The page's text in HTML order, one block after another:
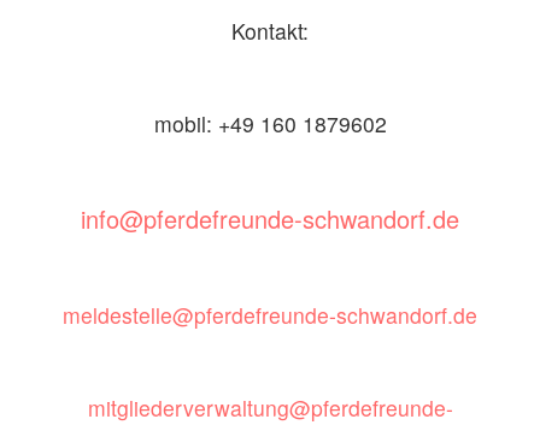
Kontakt:
mobil: +49 160 1879602
info@pferdefreunde-schwandorf.de
meldestelle@pferdefreunde-schwandorf.de
mitgliederverwaltung@pferdefreunde-